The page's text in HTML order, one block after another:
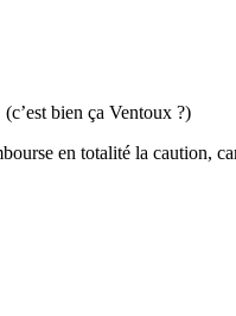
bien ça Ventoux ?)
en totalité la caution,